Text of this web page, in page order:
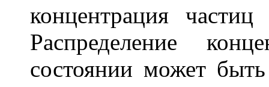
концентрация
Распределение
состоянии может